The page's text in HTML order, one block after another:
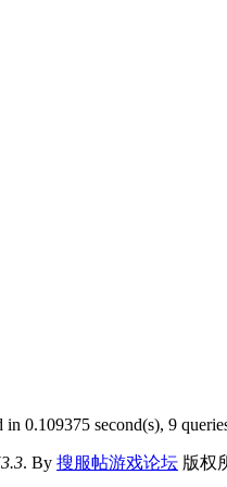
in 0.109375 second(s), 9
. By 搜服帖游戏论坛 版权